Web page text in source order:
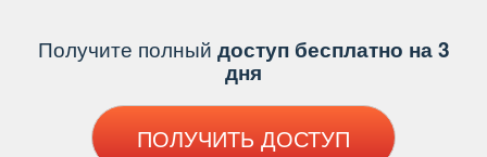
Получите полный доступ бесплатно на 3
дня
ПОЛУЧИТЬ ДОСТУП